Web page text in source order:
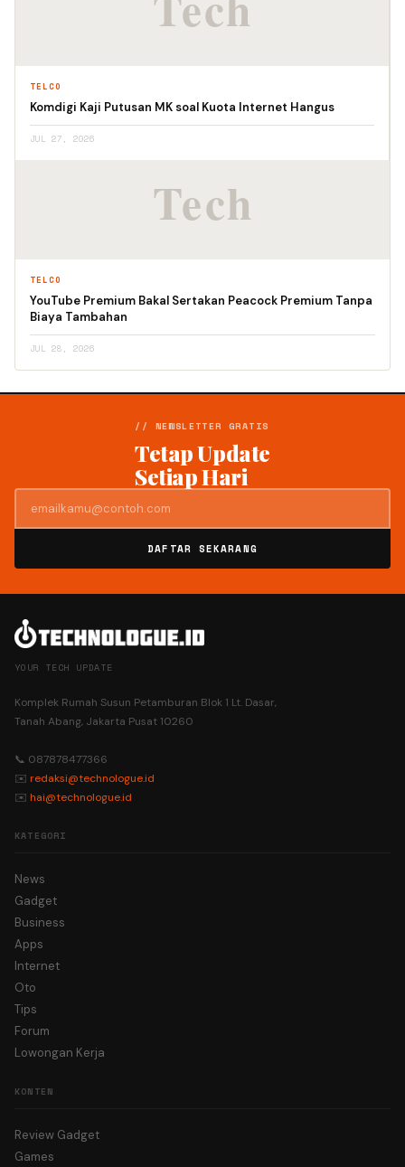
TELCO
Komdigi Kaji Putusan MK soal Kuota Internet Hangus
JUL 27, 2026
TELCO
YouTube Premium Bakal Sertakan Peacock Premium Tanpa
Biaya Tambahan
JUL 28, 2026
// NEWSLETTER GRATIS
Tetap Update
Setiap Hari
DAFTAR SEKARANG
YOUR TECH UPDATE
Komplek Rumah Susun Petamburan Blok 1 Lt. Dasar,
Tanah Abang, Jakarta Pusat 10260
📞 087878477366
✉️ redaksi@technologue.id
✉️ hai@technologue.id
KATEGORI
News
Gadget
Business
Apps
Internet
Oto
Tips
Forum
Lowongan Kerja
KONTEN
Review Gadget
Games